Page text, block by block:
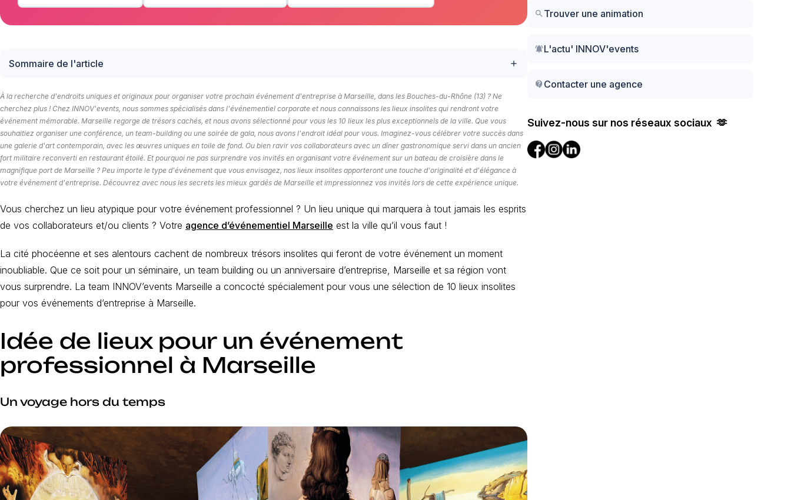
Sommaire de l'article add
À la recherche d'endroits uniques et originaux pour organiser votre prochain événement d'entreprise à Marseille, dans les Bouches-du-Rhône (13) ? Ne
cherchez plus ! Chez INNOV'events, nous sommes spécialisés dans l'événementiel corporate et nous connaissons les lieux insolites qui rendront votre
événement mémorable. Marseille regorge de trésors cachés, et nous avons sélectionné pour vous les 10 lieux les plus exceptionnels de la ville. Que vous
souhaitiez organiser une conférence, un team-building ou une soirée de gala, nous avons l'endroit idéal pour vous. Imaginez-vous célébrer votre succès dans
une galerie d'art contemporain, avec les œuvres uniques en toile de fond. Ou bien ravir vos collaborateurs avec un dîner gastronomique servi dans un ancien
fort militaire reconverti en restaurant étoilé. Et pourquoi ne pas surprendre vos invités en organisant votre événement sur un bateau de croisière dans le
magnifique port de Marseille ? Peu importe le type d'événement que vous envisagez, nos lieux insolites apporteront une touche d'originalité et d'élégance à
votre événement d'entreprise. Découvrez avec nous les secrets les mieux gardés de Marseille et impressionnez vos invités lors de cette expérience unique.
Vous cherchez un lieu atypique pour votre événement professionnel ? Un lieu unique qui marquera à tout jamais les esprits
de vos collaborateurs et/ou clients ? Votre agence d’événementiel Marseille est la ville qu’il vous faut !
La cité phocéenne et ses alentours cachent de nombreux trésors insolites qui feront de votre événement un moment
inoubliable. Que ce soit pour un séminaire, un team building ou un anniversaire d’entreprise, Marseille et sa région vont
vous surprendre. La team INNOV’events Marseille a concocté spécialement pour vous une sélection de 10 lieux insolites
pour vos événements d’entreprise à Marseille.
Idée de lieux pour un événement
professionnel à Marseille
Un voyage hors du temps
search Trouver une animation
notifications_activeL'actu' INNOV'events
contact_supportContacter une agence
Suivez-nous sur nos réseaux sociaux 🫶